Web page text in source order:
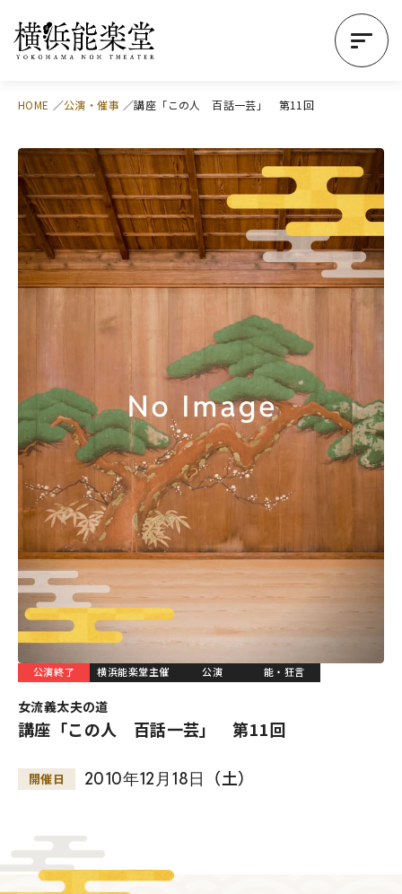
HOME 公演・催事 講座「この人 百話一芸」 第11回
公演終了 横浜能楽堂主催 公演 能・狂言
女流義太夫の道
講座「この人 百話一芸」 第11回
開催日 2010年12 月 18日 （土）